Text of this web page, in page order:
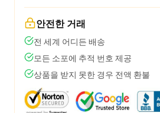
안전한 거래
전 세계 어디든 배송
모든 소포에 추적 번호 제공
상품을 받지 못한 경우 전액 환불